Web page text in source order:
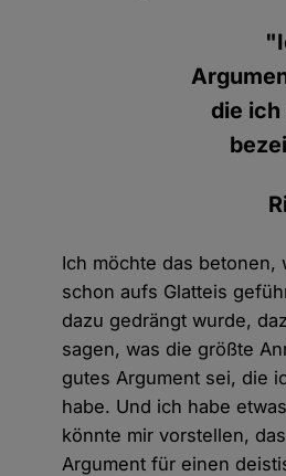
die
Ich möchte das betonen,
schon aufs Glatteis
dazu gedrängt wurde,
sagen, was die größte
gutes Argument sei, die
habe. Und ich habe
könnte mir vorstellen,
Argument für einen